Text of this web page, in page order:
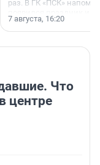
раз. В ГК «ПСК»
поменялась роль
7 августа, 16:20
Что
центре